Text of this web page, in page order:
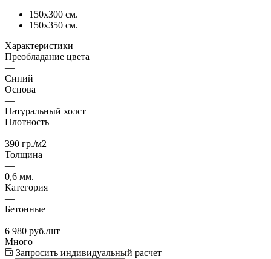
150х300 см.
150х350 см.
Характеристики
Преобладание цвета
—
Синий
Основа
—
Натуральный холст
Плотность
—
390 гр./м2
Толщина
—
0,6 мм.
Категория
—
Бетонные
6 980 руб./шт
Много
Запросить индивидуальный расчет